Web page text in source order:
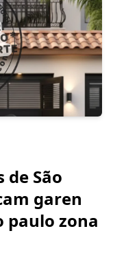
São
garen
paulo zona